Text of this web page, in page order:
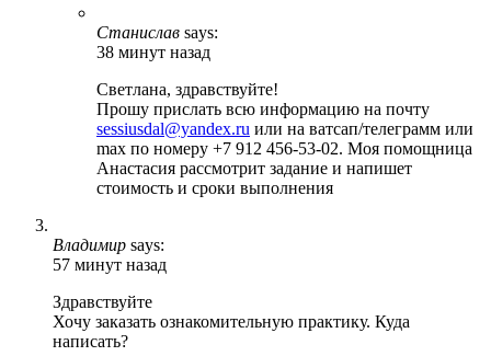
Станислав says:
38 минут назад
Светлана, здравствуйте!
Прошу прислать всю информацию на почту
sessiusdal@yandex.ru или на ватсап/телеграмм или
max по номеру +7 912 456-53-02. Моя помощница
Анастасия рассмотрит задание и напишет
стоимость и сроки выполнения
Владимир says:
57 минут назад
Здравствуйте
Хочу заказать ознакомительную практику. Куда
написать?